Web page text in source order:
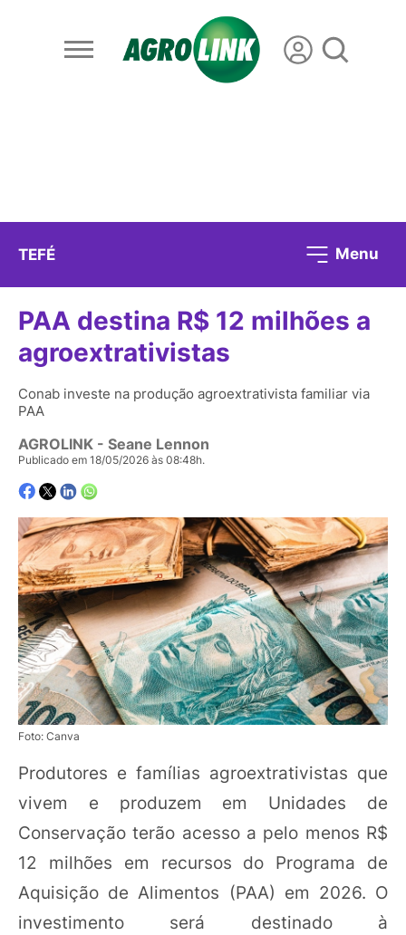
TEFÉ Menu
PAA destina R$ 12 milhões a
agroextrativistas
Conab investe na produção agroextrativista familiar via
PAA
AGROLINK - Seane Lennon
Publicado em 18/05/2026 às 08:48h.
Foto: Canva
Produtores e famílias agroextrativistas que
vivem e produzem em Unidades de
Conservação terão acesso a pelo menos R$
12 milhões em recursos do Programa de
Aquisição de Alimentos (PAA) em 2026. O
investimento será destinado à